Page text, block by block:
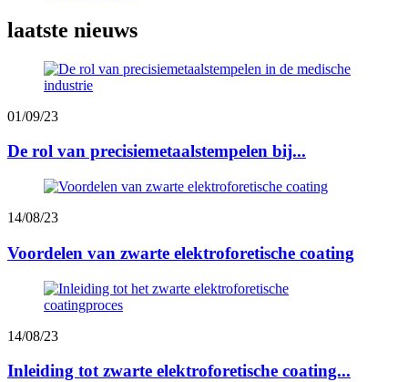
laatste nieuws
01/09/23
De rol van precisiemetaalstempelen bij...
14/08/23
Voordelen van zwarte elektroforetische coating
14/08/23
Inleiding tot zwarte elektroforetische coating...